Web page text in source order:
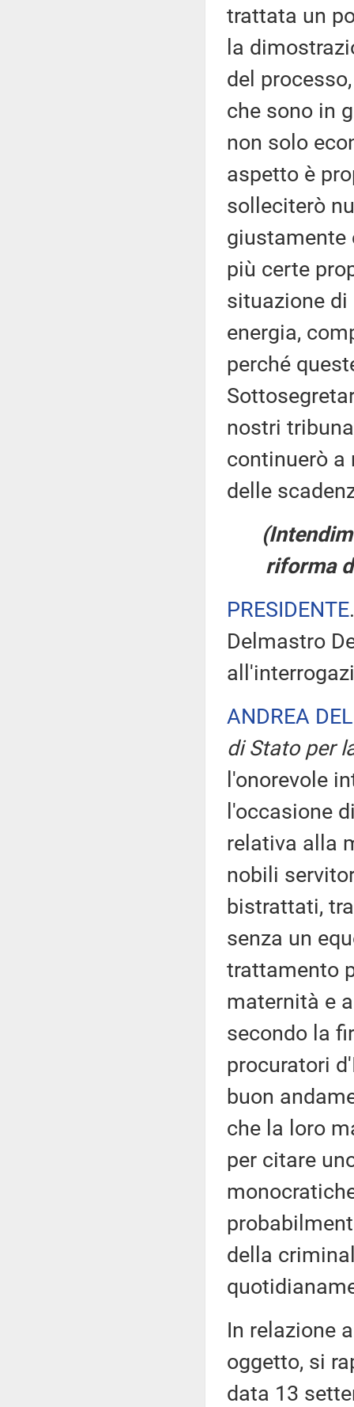
trattata un
la
del
che sono in
non solo
aspetto è
solleciterò
giustamente
più certe
situazione di
energia,
perché
nostri
continuerò a
delle
riforma
PRESIDENTE
Delmastro
ANDREA
di Stato per
l'onorevole
l'occasione
relativa alla
nobili
bistrattati,
senza un
trattamento
maternità e
secondo la
procuratori
buon
che la loro
per citare
della
In relazione
oggetto, si
data 13